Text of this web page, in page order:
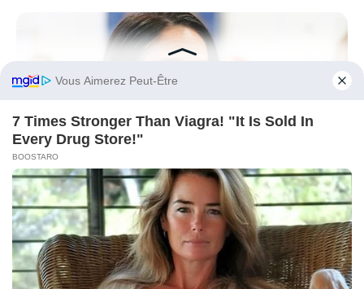
BUZZDAY
Meghan Markle's Daughter All Grown Up — See Her Now!
Before You Go